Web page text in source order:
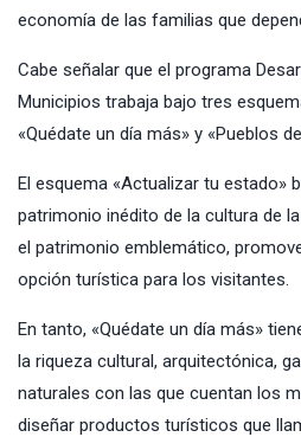
economía de las familias que
Cabe señalar que el programa
Municipios trabaja bajo tres
«Quédate un día más» y «Pueblos
El esquema «Actualizar tu estado»
patrimonio inédito de la cultura de
el patrimonio emblemático,
opción turística para los visitantes.
En tanto, «Quédate un día más»
la riqueza cultural, arquitectónica,
naturales con las que cuentan los
diseñar productos turísticos que